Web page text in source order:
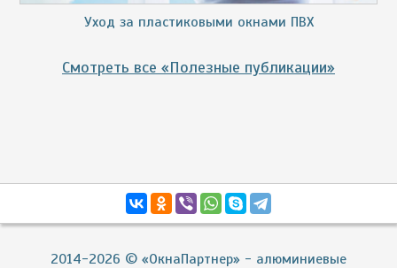
Уход за пластиковыми окнами ПВХ
Смотреть все «Полезные публикации»
2014-2026 © «ОкнаПартнер» - алюминиевые